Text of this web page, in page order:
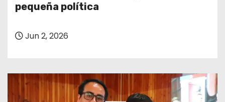
pequeña política
Jun 2, 2026